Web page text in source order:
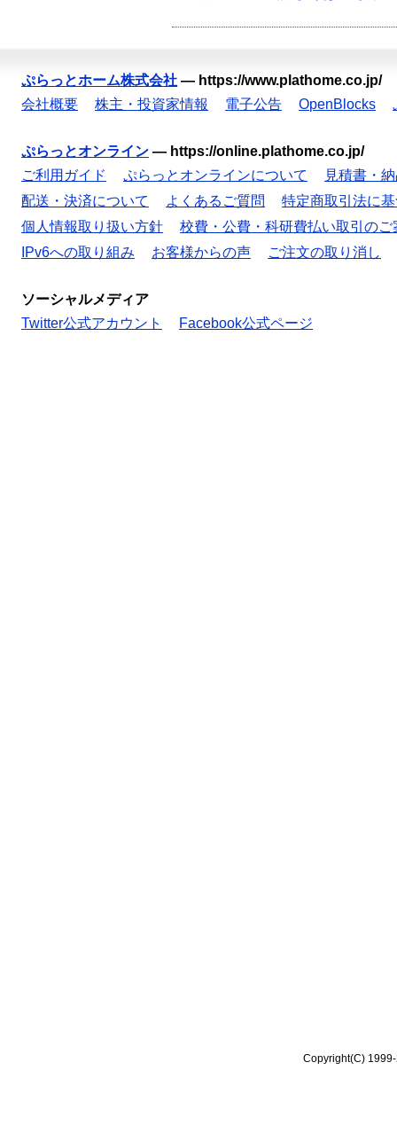
ぷらっとホーム株式会社 — https://www.plathome.co.jp/
会社概要
株主・投資家情報 電子公告 OpenBlocks
ぷらっとオンライン — https://online.plathome.co.jp/
ご利用ガイド
ぷらっとオンラインについて
見積書・
配送・決済について
よくあるご質問
特定商取引法に
個人情報取り扱い方針
校費・公費・科研費払い取引のご
IPv6への取り組み
お客様からの声 ご注文の取り消し
ソーシャルメディア
Twitter公式アカウント
Facebook公式ページ
Copyright(C)